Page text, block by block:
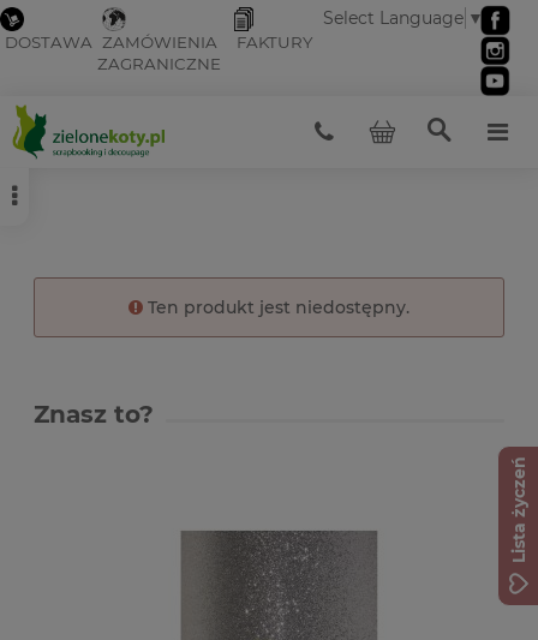
DOSTAWA ZAMÓWIENIA
ZAGRANICZNE
FAKTURY
Select Language ▼
Ten produkt jest niedostępny.
Znasz to?
Lista życzeń